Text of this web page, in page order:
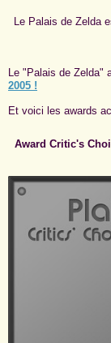
Le Palais de Zelda
Le "Palais de Zelda"
2005 !
Et voici les awards
Award Critic's